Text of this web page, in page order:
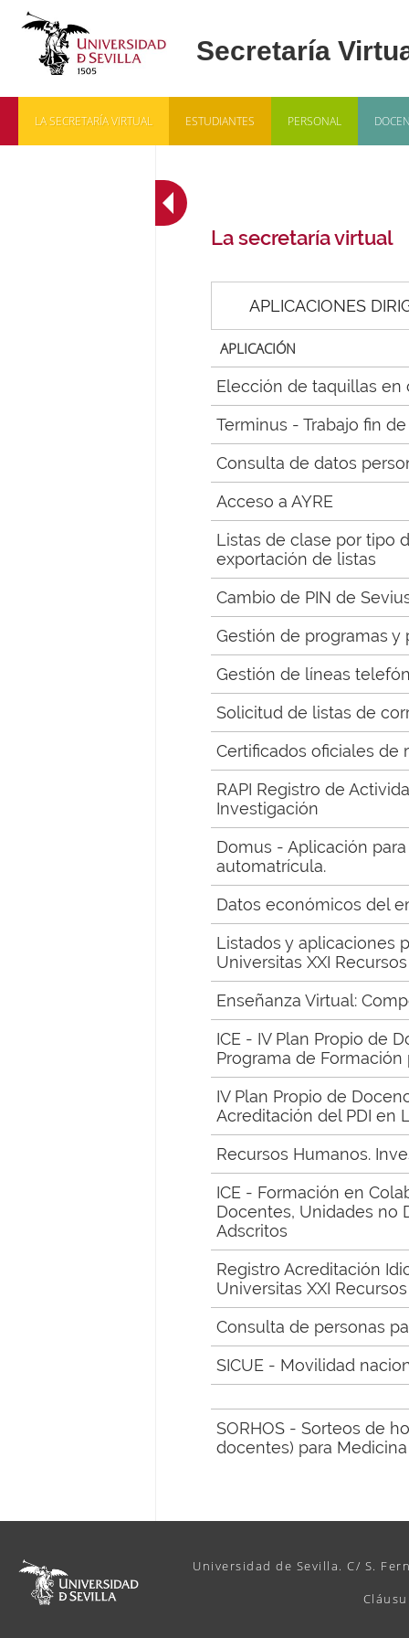
LA SECRETARÍA VIRTUAL ESTUDIANTES PERSONAL
La secretaría virtual
APLICACIONES
APLICACIÓN
Elección de taquillas en
Terminus - Trabajo fin
Consulta de datos
Acceso a AYRE
Listas de clase por tipo
exportación de listas
Cambio de PIN de
Gestión de programas
Gestión de líneas
Solicitud de listas de
Certificados oficiales de
RAPI Registro de
Investigación
Domus - Aplicación
automatrícula.
Datos económicos del
Listados y aplicaciones
Universitas XXI
Enseñanza Virtual:
ICE - IV Plan Propio de
Programa de Formación
IV Plan Propio de
Acreditación del PDI en
Recursos Humanos.
ICE - Formación en
Docentes, Unidades no
Adscritos
Registro Acreditación
Universitas XXI
Consulta de personas
SICUE - Movilidad
SORHOS - Sorteos de
docentes) para
Universidad de Sevilla. C/ S.